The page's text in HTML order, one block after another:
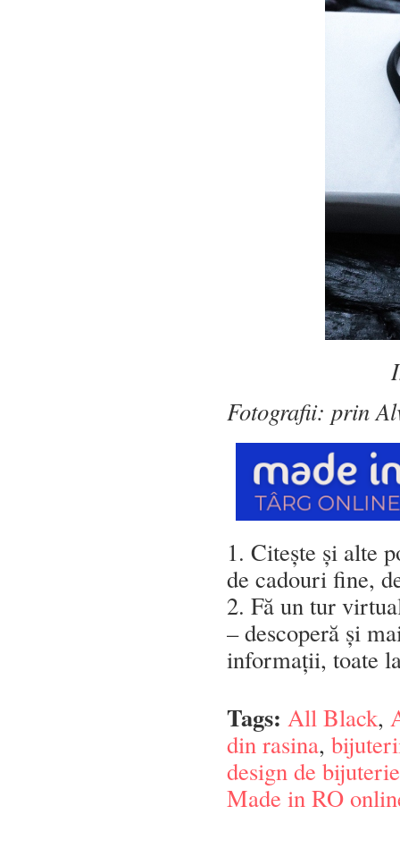
Fotografii: prin
1. Citește și alte
de cadouri fine,
2. Fă un tur
– descoperă și
informații, toate
Tags: All Black,
din rasina,
design de bijuterie
Made in RO